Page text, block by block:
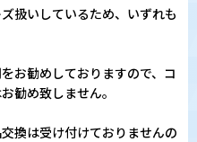
扱いしているため、いずれも
お勧めしておりますので、コ
勧め致しません。
換は受け付けておりませんの